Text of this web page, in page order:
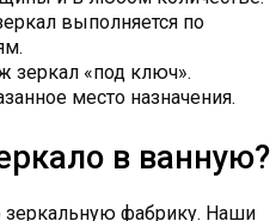
выполняется по
зеркал «под ключ».
место назначения.
в ванную?
фабрику. Наши